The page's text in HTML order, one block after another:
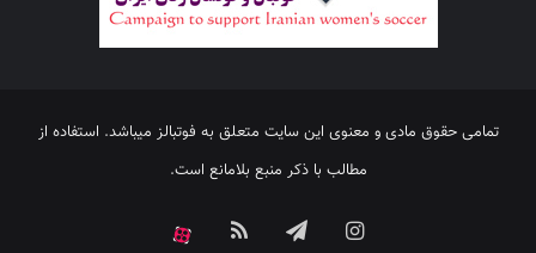
تمامی حقوق مادی و معنوی این سایت متعلق به فوتبالز میباشد. استفاده از
مطالب با ذکر منبع بلامانع است.
اینستاگرامتلگرام خوراک